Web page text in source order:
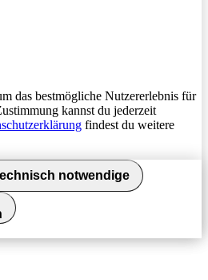
das bestmögliche Nutzererlebnis für
kannst du jederzeit
findest du weitere
notwendige